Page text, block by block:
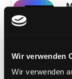
Wir verwenden
Wir verwenden